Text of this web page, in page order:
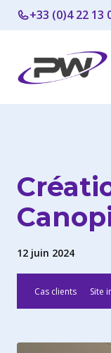
Aller
au
+33 (0)4 22 13
12 juin 2024
Cas clients Site